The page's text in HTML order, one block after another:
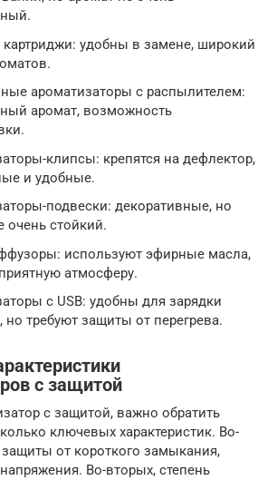
удобны в замене, широкий
ароматизаторы с распылителем:
аромат, возможность
клипсы: крепятся на дефлектор,
и удобные.
подвески: декоративные, но
очень стойкий.
используют эфирные масла,
атмосферу.
с USB: удобны для зарядки
но требуют защиты от перегрева.
с защитой
с защитой, важно обратить
ключевых характеристик. Во-
от короткого замыкания,
Во-вторых, степень